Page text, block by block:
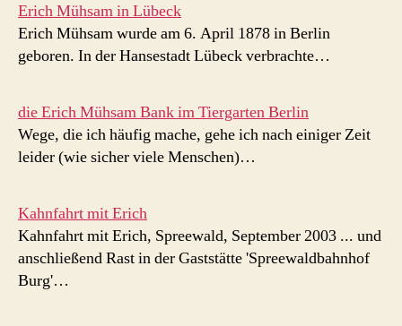
Erich Mühsam in Lübeck
Erich Mühsam wurde am 6. April 1878 in Berlin
geboren. In der Hansestadt Lübeck verbrachte…
die Erich Mühsam Bank im Tiergarten Berlin
Wege, die ich häufig mache, gehe ich nach einiger Zeit
leider (wie sicher viele Menschen)…
Kahnfahrt mit Erich
Kahnfahrt mit Erich, Spreewald, September 2003 ... und
anschließend Rast in der Gaststätte 'Spreewaldbahnhof
Burg'…